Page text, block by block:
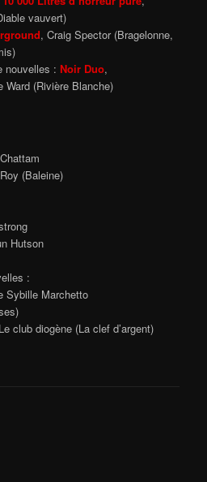
vauvert)
, Craig Spector (Bragelonne,
nouvelles : Noir Duo,
(Rivière Blanche)
(Baleine)
Hutson
:
Sybille Marchetto
club diogène (La clef d’argent)